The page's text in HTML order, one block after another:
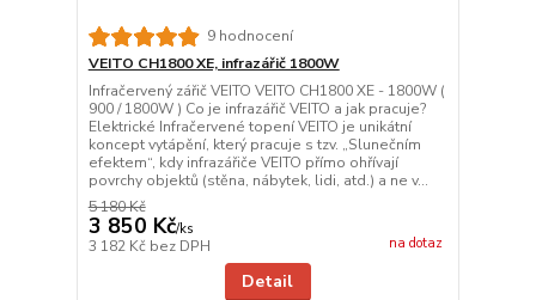
9 hodnocení
VEITO CH1800 XE, infrazářič 1800W
Infračervený zářič VEITO VEITO CH1800 XE - 1800W (
900 / 1800W ) Co je infrazářič VEITO a jak pracuje?
Elektrické Infračervené topení VEITO je unikátní
koncept vytápění, který pracuje s tzv. „Slunečním
efektem“, kdy infrazářiče VEITO přímo ohřívají
povrchy objektů (stěna, nábytek, lidi, atd.) a ne v...
5 180 Kč
3 850 Kč/ks
3 182 Kč bez DPH na dotaz
Detail